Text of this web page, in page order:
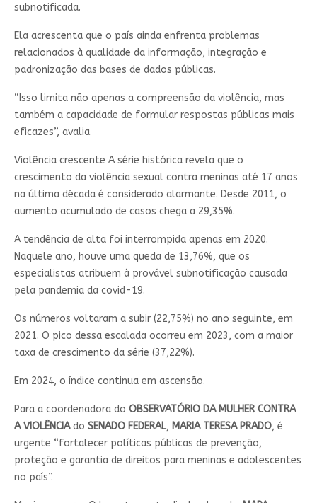
subnotificada.
Ela acrescenta que o país ainda enfrenta problemas
relacionados à qualidade da informação, integração e
padronização das bases de dados públicas.
“Isso limita não apenas a compreensão da violência, mas
também a capacidade de formular respostas públicas mais
eficazes”, avalia.
Violência crescente A série histórica revela que o
crescimento da violência sexual contra meninas até 17 anos
na última década é considerado alarmante. Desde 2011, o
aumento acumulado de casos chega a 29,35%.
A tendência de alta foi interrompida apenas em 2020.
Naquele ano, houve uma queda de 13,76%, que os
especialistas atribuem à provável subnotificação causada
pela pandemia da covid-19.
Os números voltaram a subir (22,75%) no ano seguinte, em
2021. O pico dessa escalada ocorreu em 2023, com a maior
taxa de crescimento da série (37,22%).
Em 2024, o índice continua em ascensão.
Para a coordenadora do OBSERVATÓRIO DA MULHER CONTRA
A VIOLÊNCIAdo SENADO FEDERAL, MARIA TERESA PRADO, é
urgente “fortalecer políticas públicas de prevenção,
proteção e garantia de direitos para meninas e adolescentes
no país”.